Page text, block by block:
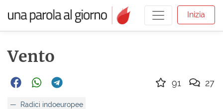
Inizia
Vento
Radici indoeuropee
91 27